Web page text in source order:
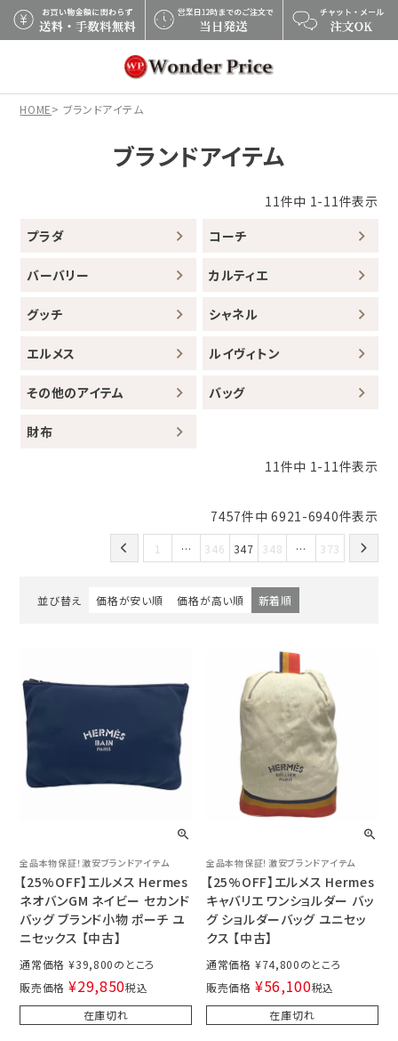
×
HOME ブランドアイテム
ブランドアイテム
11件中 1-11件表示
プラダ
コーチ
バーバリー カルティエ
グッチ シャネル
エルメス ルイヴィトン
その他のアイテム バッグ
財布
11件中 1-11件表示
並び替え 価格が安い順 価格が高い順 新着順
7457件中 6921-6940件表示
1 … 346 347 348 … 373
全品本物保証！激安ブランドアイテム
【25%OFF】エルメス Hermes
ネオバンGM ネイビー セカンド
バッグ ブランド小物 ポーチ ユ
ニセックス 【中古】
通常価格 ¥39,800
販売価格 ¥29,850税込
在庫切れ
全品本物保証！激安ブランドアイテム
【25%OFF】エルメス Hermes
キャバリエ ワンショルダー バッ
グ ショルダーバッグ ユニセッ
クス 【中古】
通常価格 ¥74,800
販売価格 ¥56,100税込
在庫切れ